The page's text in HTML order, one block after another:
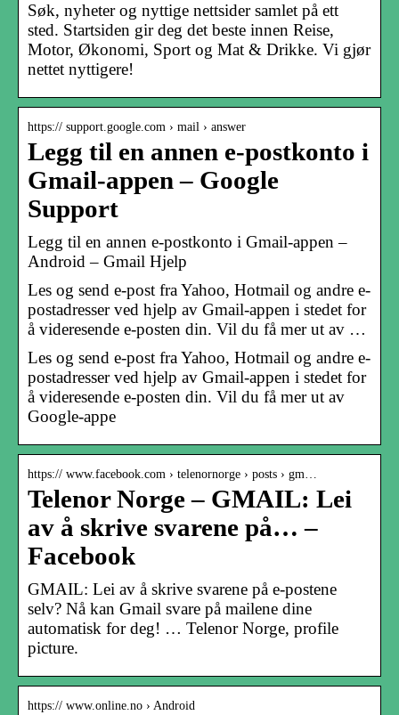
Søk, nyheter og nyttige nettsider samlet på ett
sted. Startsiden gir deg det beste innen Reise,
Motor, Økonomi, Sport og Mat & Drikke. Vi gjør
nettet nyttigere!
https:// support.google.com › mail › answer
Legg til en annen e-postkonto i
Gmail-appen – Google
Support
Legg til en annen e-postkonto i Gmail-appen –
Android – Gmail Hjelp
Les og send e-post fra Yahoo, Hotmail og andre e-
postadresser ved hjelp av Gmail-appen i stedet for
å videresende e-posten din. Vil du få mer ut av …
Les og send e-post fra Yahoo, Hotmail og andre e-
postadresser ved hjelp av Gmail-appen i stedet for
å videresende e-posten din. Vil du få mer ut av
Google-appe
https:// www.facebook.com › telenornorge › posts › gm…
Telenor Norge – GMAIL: Lei
av å skrive svarene på… –
Facebook
GMAIL: Lei av å skrive svarene på e-postene
selv? Nå kan Gmail svare på mailene dine
automatisk for deg! … Telenor Norge, profile
picture.
https:// www.online.no › Android